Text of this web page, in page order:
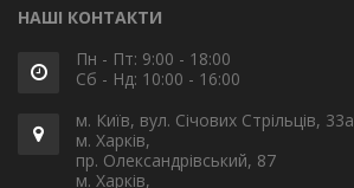
НАШІ КОНТАКТИ
Пн - Пт: 9:00 - 18:00
Сб - Нд: 10:00 - 16:00
м. Київ, вул. Січових Стрільців, 33а
м. Харків,
пр. Олександрівський, 87
м. Харків,